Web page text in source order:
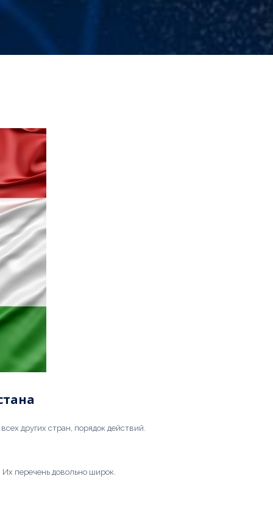
других стран, порядок действий.
перечень довольно широк.